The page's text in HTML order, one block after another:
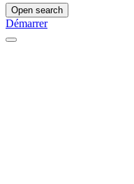
Open search
Démarrer